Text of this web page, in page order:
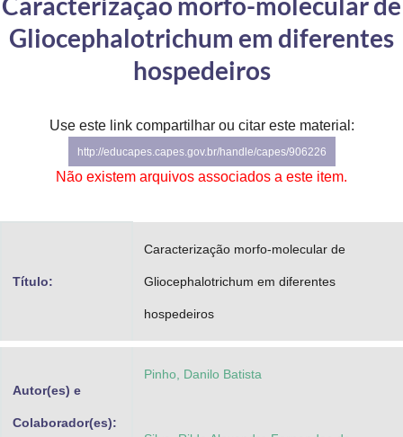
Controladoria-Geral da União
Ministério da Mulher, da Família e dos Direitos Humanos
Secretaria de Governo
Gabinete de Segurança Institucional
Gliocephalotrichum em diferentes
hospedeiros
Use este link compartilhar ou citar este material:
http://educapes.capes.gov.br/handle/capes/906226
Não existem arquivos associados a este item.
Título:
Caracterização morfo-molecular de
Gliocephalotrichum em diferentes
hospedeiros
Autor(es) e
Colaborador(es):
Pinho, Danilo Batista